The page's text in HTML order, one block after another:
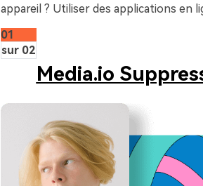
appareil ? Utiliser des applications en
01
sur 02
Media.io